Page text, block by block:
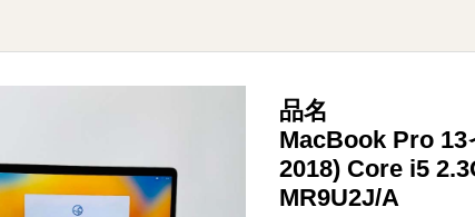
品名
MacBook Pro
2018) Core i5
MR9U2J/A